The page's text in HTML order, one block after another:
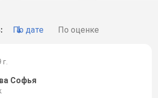
По дате По оценке
Софья